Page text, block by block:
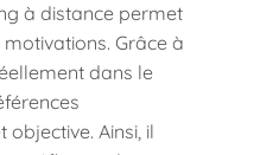
à distance permet
Grâce à
dans le
Ainsi, il